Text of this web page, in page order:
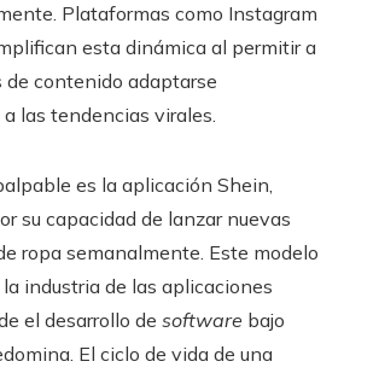
Plataformas como Instagram
esta dinámica al permitir a
de contenido adaptarse
las tendencias virales.
es la aplicación Shein,
su capacidad de lanzar nuevas
ropa semanalmente. Este modelo
industria de las aplicaciones
el desarrollo de software bajo
El ciclo de vida de una